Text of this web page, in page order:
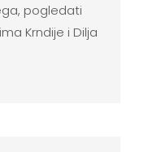
pogledati
Krndije i Dilja